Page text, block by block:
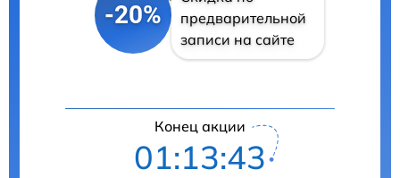
-20%
предварительной
записи на сайте
Конец акции
01:13:42